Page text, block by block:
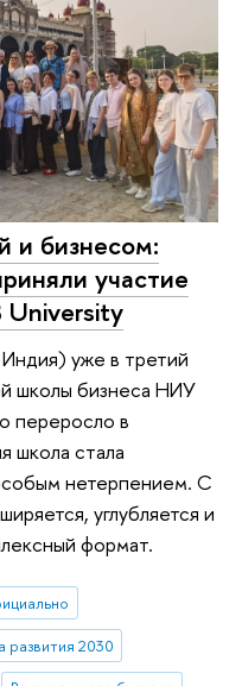
и бизнесом:
участие
University
уже в третий
школы бизнеса НИУ
переросло в
школа стала
нетерпением. С
углубляется и
формат.
2030